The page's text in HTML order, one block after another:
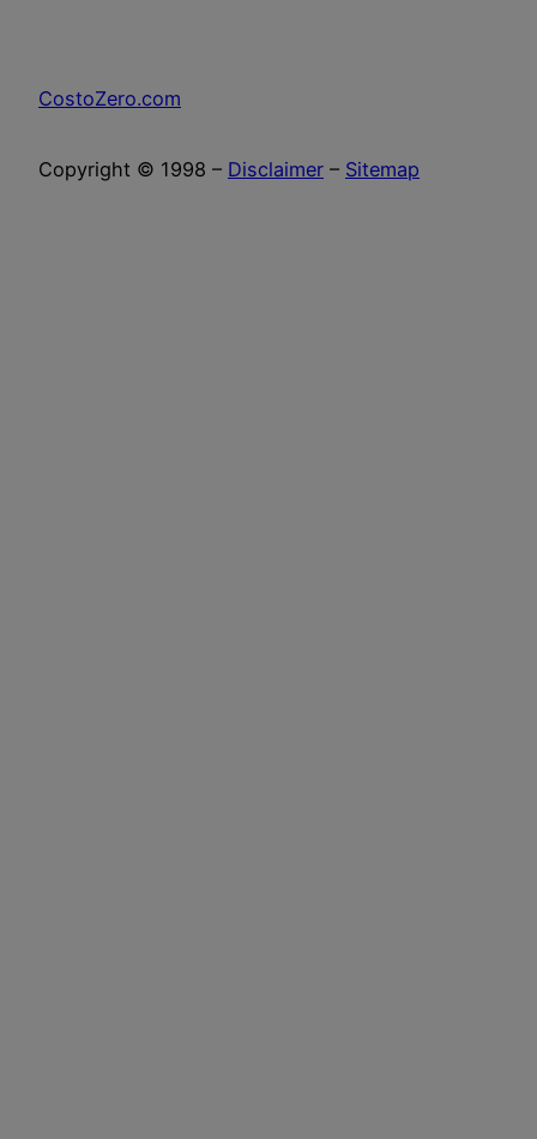
CostoZero.com
Copyright © 1998 – Disclaimer – Sitemap